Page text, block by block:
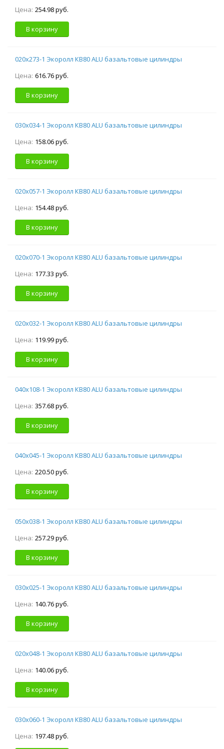
Цена: 254.98 руб.
В корзину
020х273-1 Экоролл КВ80 ALU базальтовые цилиндры
Цена: 616.76 руб.
В корзину
030х034-1 Экоролл КВ80 ALU базальтовые цилиндры
Цена: 158.06 руб.
В корзину
020х057-1 Экоролл КВ80 ALU базальтовые цилиндры
Цена: 154.48 руб.
В корзину
020х070-1 Экоролл КВ80 ALU базальтовые цилиндры
Цена: 177.33 руб.
В корзину
020х032-1 Экоролл КВ80 ALU базальтовые цилиндры
Цена: 119.99 руб.
В корзину
040х108-1 Экоролл КВ80 ALU базальтовые цилиндры
Цена: 357.68 руб.
В корзину
040х045-1 Экоролл КВ80 ALU базальтовые цилиндры
Цена: 220.50 руб.
В корзину
050х038-1 Экоролл КВ80 ALU базальтовые цилиндры
Цена: 257.29 руб.
В корзину
030х025-1 Экоролл КВ80 ALU базальтовые цилиндры
Цена: 140.76 руб.
В корзину
020х048-1 Экоролл КВ80 ALU базальтовые цилиндры
Цена: 140.06 руб.
В корзину
030х060-1 Экоролл КВ80 ALU базальтовые цилиндры
Цена: 197.48 руб.